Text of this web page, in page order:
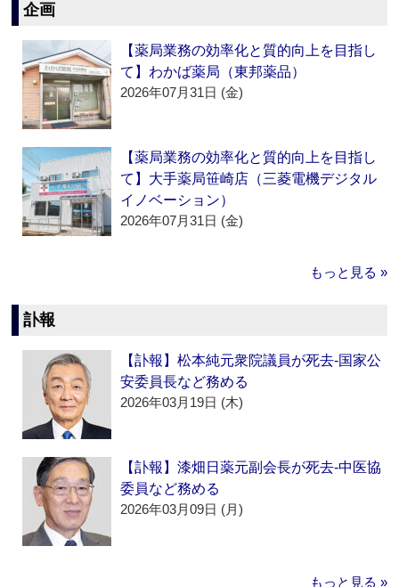
企画
【薬局業務の効率化と質的向上を目指し
て】わかば薬局（東邦薬品）
2026年07月31日 (金)
【薬局業務の効率化と質的向上を目指し
て】大手薬局笹崎店（三菱電機デジタル
イノベーション）
2026年07月31日 (金)
もっと見る »
訃報
【訃報】松本純元衆院議員が死去‐国家公
安委員長など務める
2026年03月19日 (木)
【訃報】漆畑日薬元副会長が死去‐中医協
委員など務める
2026年03月09日 (月)
もっと見る »